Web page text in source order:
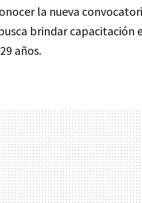
la nueva
brindar capacitación
años.